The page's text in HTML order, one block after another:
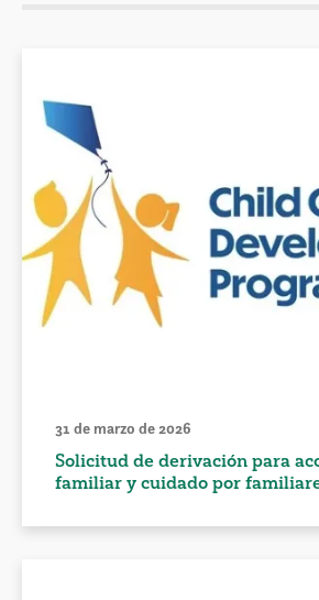
31 de marzo de 2026
Solicitud de derivación para
familiar y cuidado por